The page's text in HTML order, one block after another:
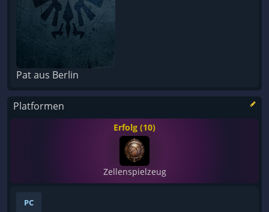
Pat aus Berlin
Platformen
Erfolg (10)
Zellenspielzeug
PC